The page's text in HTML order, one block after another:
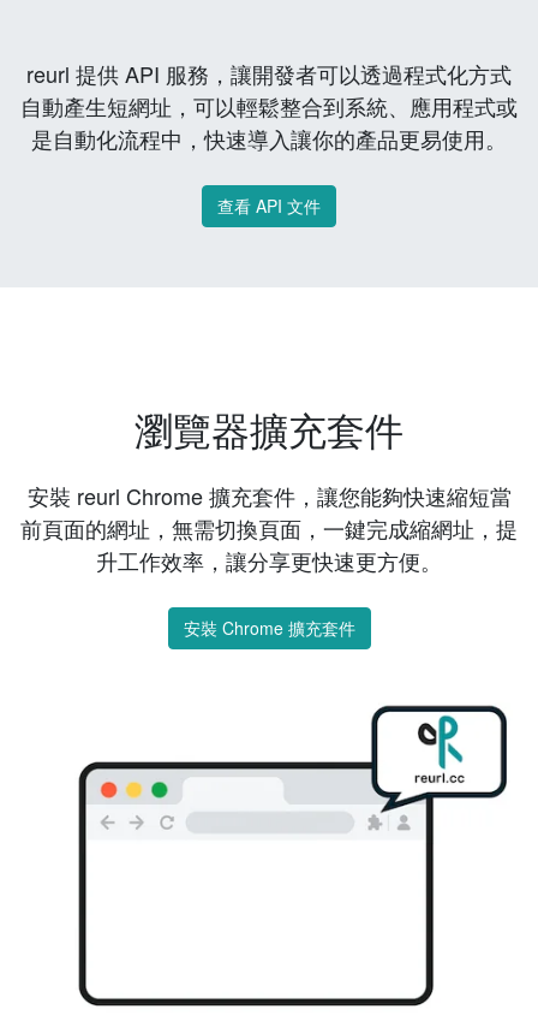
reurl 提供 API 服務，讓開發者可以透過程式化方式
自動產生短網址，可以輕鬆整合到系統、應用程式或
是自動化流程中，快速導入讓你的產品更易使用。
查看 API 文件
瀏覽器擴充套件
安裝 reurl Chrome 擴充套件，讓您能夠快速縮短當
前頁面的網址，無需切換頁面，一鍵完成縮網址，提
升工作效率，讓分享更快速更方便。
安裝 Chrome 擴充套件